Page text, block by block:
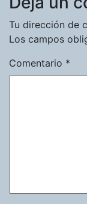
Tu dirección de
Los campos
Comentario *